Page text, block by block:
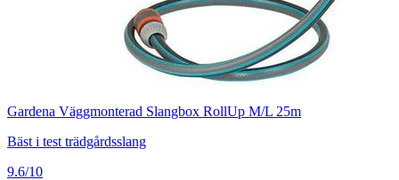
Gardena Väggmonterad Slangbox RollUp M/L 25m
Bäst i test trädgårdsslang
9.6/10